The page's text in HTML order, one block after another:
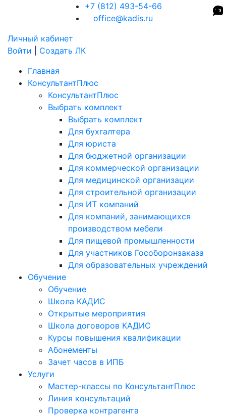
+7 (812) 493-54-66
office@kadis.ru
Личный кабинет
Войти
Создать ЛК
Главная
КонсультантПлюс
КонсультантПлюс
Выбрать комплект
Выбрать комплект
Для бухгалтера
Для юриста
Для бюджетной организации
Для коммерческой организации
Для медицинской организации
Для строительной организации
Для ИТ компаний
Для компаний, занимающихся
производством мебели
Для пищевой промышленности
Для участников Гособоронзаказа
Для образовательных учреждений
Обучение
Обучение
Школа КАДИС
Открытые мероприятия
Школа договоров КАДИС
Курсы повышения квалификации
Абонементы
Зачет часов в ИПБ
Услуги
Мастер-классы по КонсультантПлюс
Линия консультаций
Проверка контрагента